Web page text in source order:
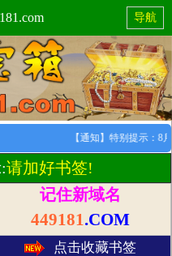
导航
【通知】特别提示：8月1
请加好书签!
记住新域名
449181.COM
点击收藏书签